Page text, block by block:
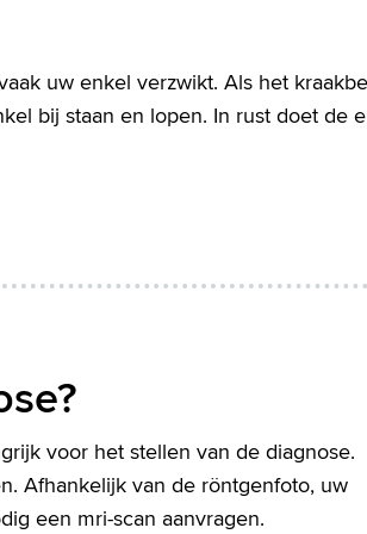
uw enkel verzwikt. Als het
bij staan en lopen. In rust doet de
voor het stellen van de diagnose.
Afhankelijk van de röntgenfoto, uw
een mri-scan aanvragen.